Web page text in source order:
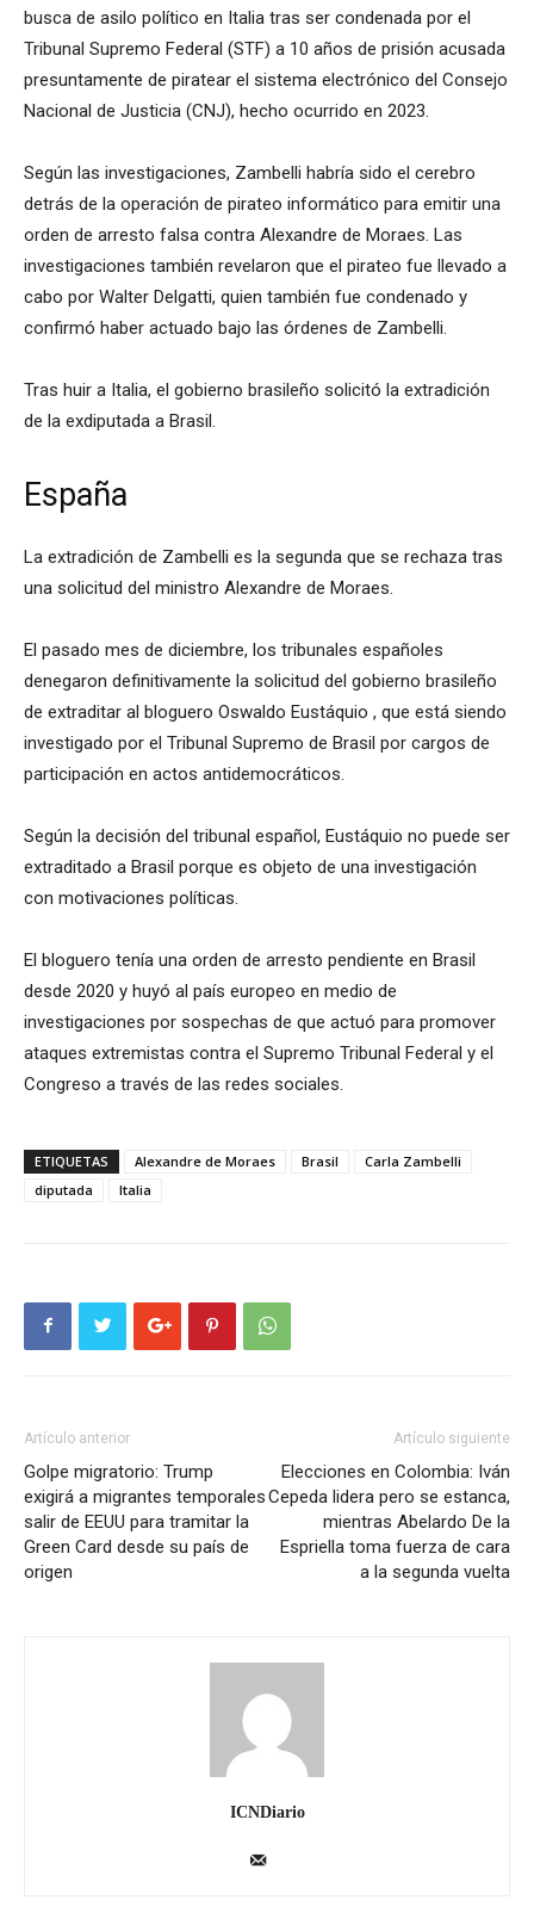
busca de asilo político en Italia tras ser condenada por el
Tribunal Supremo Federal (STF) a 10 años de prisión acusada
presuntamente de piratear el sistema electrónico del Consejo
Nacional de Justicia (CNJ), hecho ocurrido en 2023.
Según las investigaciones, Zambelli habría sido el cerebro
detrás de la operación de pirateo informático para emitir una
orden de arresto falsa contra Alexandre de Moraes. Las
investigaciones también revelaron que el pirateo fue llevado a
cabo por Walter Delgatti, quien también fue condenado y
confirmó haber actuado bajo las órdenes de Zambelli.
Tras huir a Italia, el gobierno brasileño solicitó la extradición
de la exdiputada a Brasil.
España
La extradición de Zambelli es la segunda que se rechaza tras
una solicitud del ministro Alexandre de Moraes.
El pasado mes de diciembre, los tribunales españoles
denegaron definitivamente la solicitud del gobierno brasileño
de extraditar al bloguero Oswaldo Eustáquio , que está siendo
investigado por el Tribunal Supremo de Brasil por cargos de
participación en actos antidemocráticos.
Según la decisión del tribunal español, Eustáquio no puede ser
extraditado a Brasil porque es objeto de una investigación
con motivaciones políticas.
El bloguero tenía una orden de arresto pendiente en Brasil
desde 2020 y huyó al país europeo en medio de
investigaciones por sospechas de que actuó para promover
ataques extremistas contra el Supremo Tribunal Federal y el
Congreso a través de las redes sociales.
ETIQUETAS Alexandre de Moraes Brasil
Carla Zambelli
diputada
Italia
Artículo anterior
Golpe migratorio: Trump
exigirá a migrantes temporales
salir de EEUU para tramitar la
Green Card desde su país de
origen
Artículo siguiente
Elecciones en Colombia: Iván
Cepeda lidera pero se estanca,
mientras Abelardo De la
Espriella toma fuerza de cara
a la segunda vuelta
ICNDiario